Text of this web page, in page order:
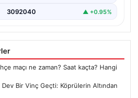
3092040 ▲ +0.95%
maçı ne zaman? Saat kaçta? Hangi
Dev Bir Vinç Geçti: Köprülerin Altından